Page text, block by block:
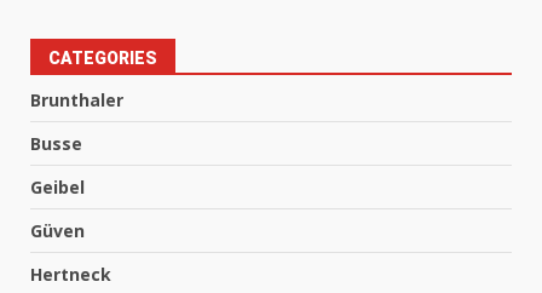
CATEGORIES
Brunthaler
Busse
Geibel
Güven
Hertneck